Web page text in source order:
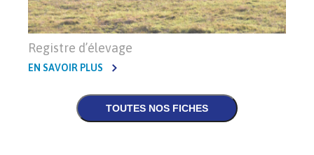
Registre d’élevage
EN SAVOIR PLUS